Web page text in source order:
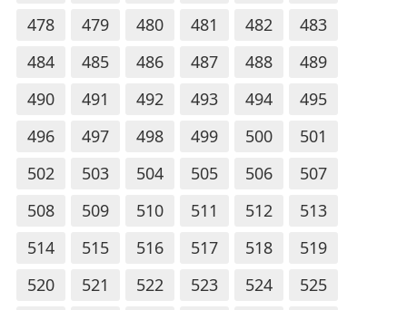
478
479 480 481 482
483
484
485 486 487 488
489
490
491 492 493 494
495
496
497 498 499 500
501
502
503 504 505 506
507
508
509 510 511 512
513
514
515 516 517 518
519
520
521 522 523 524
525